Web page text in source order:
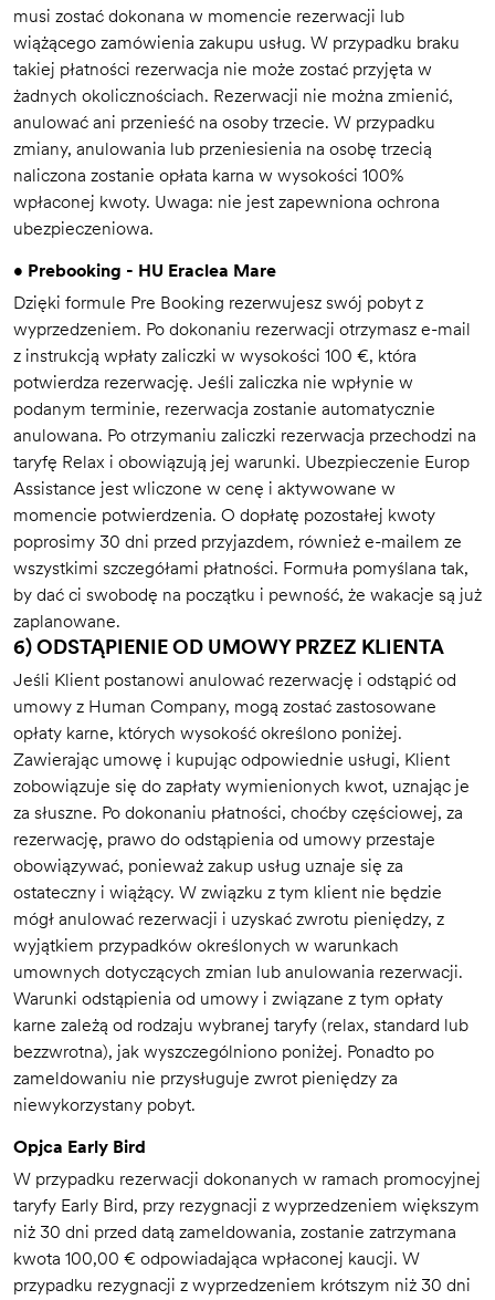
musi zostać dokonana w momencie rezerwacji lub
wiążącego zamówienia zakupu usług. W przypadku braku
takiej płatności rezerwacja nie może zostać przyjęta w
żadnych okolicznościach. Rezerwacji nie można zmienić,
anulować ani przenieść na osoby trzecie. W przypadku
zmiany, anulowania lub przeniesienia na osobę trzecią
naliczona zostanie opłata karna w wysokości 100%
wpłaconej kwoty. Uwaga: nie jest zapewniona ochrona
ubezpieczeniowa.
• Prebooking - HU Eraclea Mare
Dzięki formule Pre Booking rezerwujesz swój pobyt z
wyprzedzeniem. Po dokonaniu rezerwacji otrzymasz e-mail
z instrukcją wpłaty zaliczki w wysokości 100 €, która
potwierdza rezerwację. Jeśli zaliczka nie wpłynie w
podanym terminie, rezerwacja zostanie automatycznie
anulowana. Po otrzymaniu zaliczki rezerwacja przechodzi na
taryfę Relax i obowiązują jej warunki. Ubezpieczenie Europ
Assistance jest wliczone w cenę i aktywowane w
momencie potwierdzenia. O dopłatę pozostałej kwoty
poprosimy 30 dni przed przyjazdem, również e-mailem ze
wszystkimi szczegółami płatności. Formuła pomyślana tak,
by dać ci swobodę na początku i pewność, że wakacje są już
zaplanowane.
6) ODSTĄPIENIE OD UMOWY PRZEZ KLIENTA
Jeśli Klient postanowi anulować rezerwację i odstąpić od
umowy z Human Company, mogą zostać zastosowane
opłaty karne, których wysokość określono poniżej.
Zawierając umowę i kupując odpowiednie usługi, Klient
zobowiązuje się do zapłaty wymienionych kwot, uznając je
za słuszne. Po dokonaniu płatności, choćby częściowej, za
rezerwację, prawo do odstąpienia od umowy przestaje
obowiązywać, ponieważ zakup usług uznaje się za
ostateczny i wiążący. W związku z tym klient nie będzie
mógł anulować rezerwacji i uzyskać zwrotu pieniędzy, z
wyjątkiem przypadków określonych w warunkach
umownych dotyczących zmian lub anulowania rezerwacji.
Warunki odstąpienia od umowy i związane z tym opłaty
karne zależą od rodzaju wybranej taryfy (relax, standard lub
bezzwrotna), jak wyszczególniono poniżej. Ponadto po
zameldowaniu nie przysługuje zwrot pieniędzy za
niewykorzystany pobyt.
Opjca Early Bird
W przypadku rezerwacji dokonanych w ramach promocyjnej
taryfy Early Bird, przy rezygnacji z wyprzedzeniem większym
niż 30 dni przed datą zameldowania, zostanie zatrzymana
kwota 100,00 € odpowiadająca wpłaconej kaucji. W
przypadku rezygnacji z wyprzedzeniem krótszym niż 30 dni